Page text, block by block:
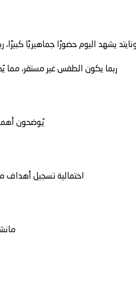
يشهد اليوم حضورًا جماهيريًا
ربما يكون الطقس غير مستقر، مما
يُوضحون
احتمالية تسجيل أهداف